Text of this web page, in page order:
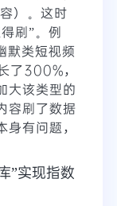
）。这时
刷”。例
默类短视频
了300%，
大该类型的
容刷了数据
有问题，
”实现指数